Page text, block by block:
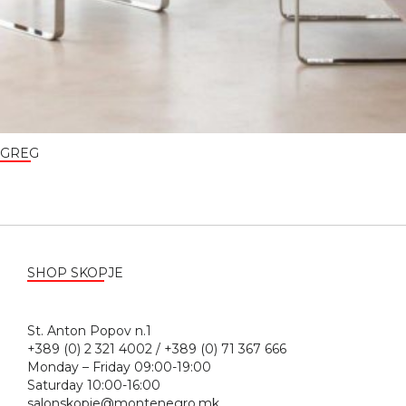
GREG
SHOP SKOPJE
St. Anton Popov n.1
+389 (0) 2 321 4002 / +389 (0) 71 367 666
Monday – Friday 09:00-19:00
Saturday 10:00-16:00